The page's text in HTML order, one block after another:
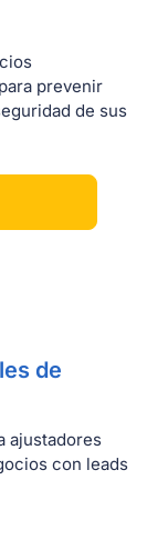
prevenir
de sus
de
ajustadores
con leads